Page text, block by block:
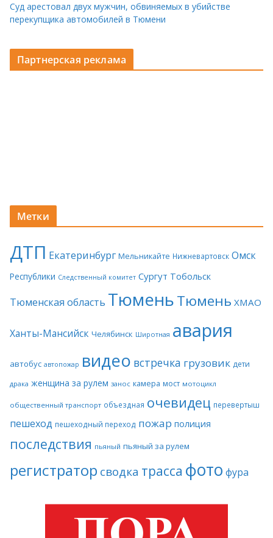
Суд арестовал двух мужчин, обвиняемых в убийстве
перекупщика автомобилей в Тюмени
Партнерская реклама
Метки
ДТП Екатеринбург Мельникайте Нижневартовск Омск
Республики Следственный комитет Сургут Тобольск
Тюменская область ТюменьТюмень ХМАО
Ханты-Мансийск Челябинск Широтная авария
автобус автопожар видео встречка грузовик дети
драка женщина за рулем занос камера мост мотоцикл
общественный транспорт объездная очевидец перевертыш
пешеход пешеходный переход пожар полиция
последствия пьяный пьяный за рулем
регистратор сводка трасса фото фура